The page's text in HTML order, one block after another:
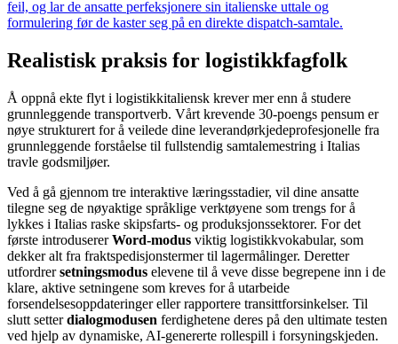
feil, og lar de ansatte perfeksjonere sin italienske uttale og
formulering før de kaster seg på en direkte dispatch-samtale.
Realistisk praksis for logistikkfagfolk
Å oppnå ekte flyt i logistikkitaliensk krever mer enn å studere
grunnleggende transportverb. Vårt krevende 30-poengs pensum er
nøye strukturert for å veilede dine leverandørkjedeprofesjonelle fra
grunnleggende forståelse til fullstendig samtalemestring i Italias
travle godsmiljøer.
Ved å gå gjennom tre interaktive læringsstadier, vil dine ansatte
tilegne seg de nøyaktige språklige verktøyene som trengs for å
lykkes i Italias raske skipsfarts- og produksjonssektorer. For det
første introdusererWord-modus viktig logistikkvokabular, som
dekker alt fra fraktspedisjonstermer til lagermålinger. Deretter
utfordrersetningsmodus elevene til å veve disse begrepene inn i de
klare, aktive setningene som kreves for å utarbeide
forsendelsesoppdateringer eller rapportere transittforsinkelser. Til
slutt setterdialogmodusen ferdighetene deres på den ultimate testen
ved hjelp av dynamiske, AI-genererte rollespill i forsyningskjeden.